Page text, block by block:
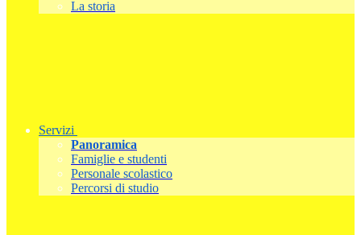
La storia
Servizi
Panoramica
Famiglie e studenti
Personale scolastico
Percorsi di studio